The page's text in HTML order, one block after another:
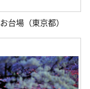
お台場（東京都）